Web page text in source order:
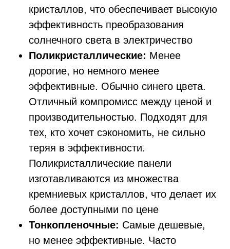
кристаллов, что обеспечивает высокую
эффективность преобразования
солнечного света в электричество
Поликристаллические: Менее
дорогие, но немного менее
эффективные. Обычно синего цвета.
Отличный компромисс между ценой и
производительностью. Подходят для
тех, кто хочет сэкономить, не сильно
теряя в эффективности.
Поликристаллические панели
изготавливаются из множества
кремниевых кристаллов, что делает их
более доступными по цене
Тонкопленочные: Самые дешевые,
но менее эффективные. Часто